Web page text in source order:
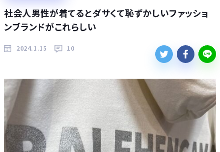
社会人男性が着てるとダサくて恥ずかしいファッショ
ンブランドがこれらしい
2024.1.15 10